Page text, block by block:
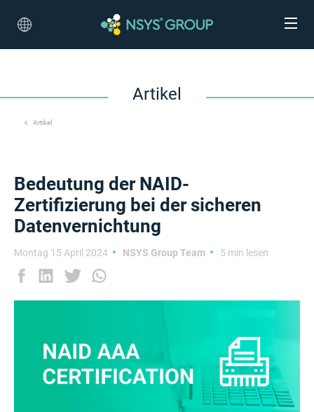
Artikel
Artikel
Bedeutung der NAID-
Zertifizierung bei der sicheren
Datenvernichtung
Montag 15 April 2024 NSYS Group Team 5 min lesen